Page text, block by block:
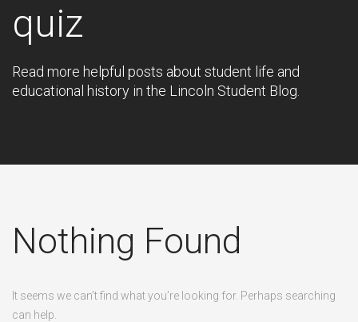
quiz
Read more helpful posts about student life and
educational history in the Lincoln Student Blog.
Nothing Found
It seems we can’t find what you’re looking for. Perhaps searching
can help.